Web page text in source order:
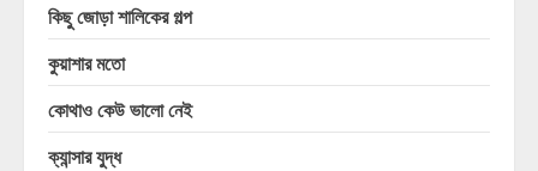
কিছু জোড়া শালিকের গল্প
কুয়াশার মতো
কোথাও কেউ ভালো নেই
ক্যান্সার যুদ্ধ